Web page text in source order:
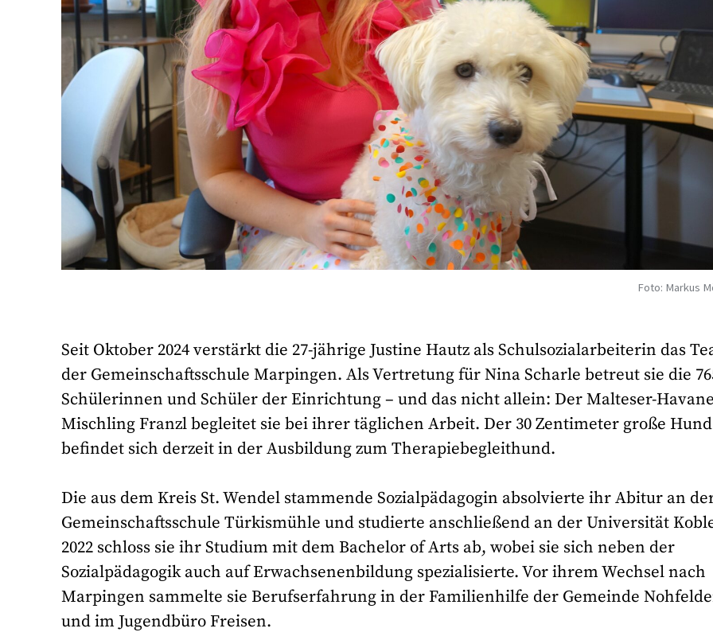
Foto: Markus
Seit Oktober 2024 verstärkt die 27-jährige Justine Hautz als Schulsozialarbeiterin das
der Gemeinschaftsschule Marpingen. Als Vertretung für Nina Scharle betreut sie die
Schülerinnen und Schüler der Einrichtung – und das nicht allein: Der Malteser-
Mischling Franzl begleitet sie bei ihrer täglichen Arbeit. Der 30 Zentimeter große Hund
befindet sich derzeit in der Ausbildung zum Therapiebegleithund.
Die aus dem Kreis St. Wendel stammende Sozialpädagogin absolvierte ihr Abitur an
Gemeinschaftsschule Türkismühle und studierte anschließend an der Universität
2022 schloss sie ihr Studium mit dem Bachelor of Arts ab, wobei sie sich neben der
Sozialpädagogik auch auf Erwachsenenbildung spezialisierte. Vor ihrem Wechsel nach
Marpingen sammelte sie Berufserfahrung in der Familienhilfe der Gemeinde
und im Jugendbüro Freisen.